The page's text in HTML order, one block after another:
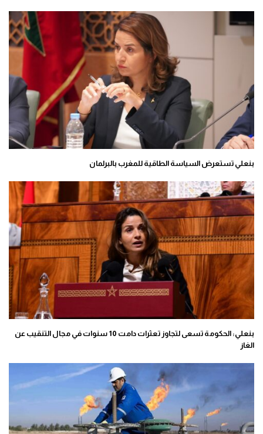
بنعلي تستعرض السياسة الطاقية للمغرب بالبرلمان
بنعلي: الحكومة تسعى لتجاوز تعثرات دامت 10 سنوات في مجال التنقيب عن
الغاز